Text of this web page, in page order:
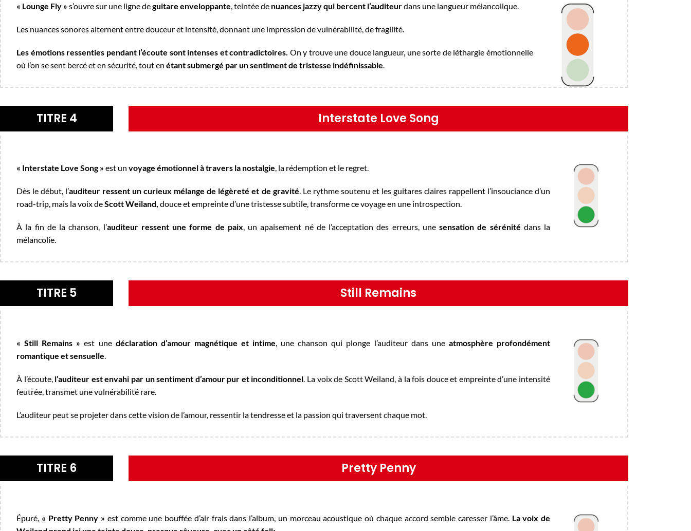
« Lounge Fly » s’ouvre sur une ligne deguitare enveloppante , teintée de nuances jazzy qui bercent l’auditeurdans une langueur mélancolique.
Les nuances sonores alternent entre douceur et intensité, donnant une impression de vulnérabilité, de fragilité.
Les émotions ressenties pendant l’écoute sont intenses et contradictoires. On y trouve une douce langueur, une sorte de léthargie émotionnelle
où l’on se sent bercé et en sécurité, tout en étant submergé par un sentiment de tristesse indéfinissable
TITRE 4 Interstate Love Song
« Interstate Love Song » est un voyage émotionnel à travers la nostalgie, la rédemption et le regret.
Dès le début, l’auditeur ressent un curieux mélange de légèreté et de gravité. Le rythme soutenu et les guitares claires rappellent l’insouciance d’un
road-trip, mais la voix deScott Weiland, douce et empreinte d’une tristesse subtile, transforme ce voyage en une introspection.
À la fin de la chanson, l’auditeur ressent une forme de paix, un apaisement né de l’acceptation des erreurs, une sensation de sérénité dans la
mélancolie.
TITRE 5 Still Remains
« Still Remains » est une déclaration d’amour magnétique et intime, une chanson qui plonge l’auditeur dans une atmosphère profondément
romantique et sensuelle.
À l’écoute, l’auditeur est envahi par un sentiment d’amour pur et inconditionnel. La voix de Scott Weiland, à la fois douce et empreinte d’une intensité
feutrée, transmet une vulnérabilité rare.
L’auditeur peut se projeter dans cette vision de l’amour, ressentir la tendresse et la passion qui traversent chaque mot.
TITRE 6 Pretty Penny
Épuré, « Pretty Penny » est comme une bouffée d’air frais dans l’album, un morceau acoustique où chaque accord semble caresser l’âme. La voix de